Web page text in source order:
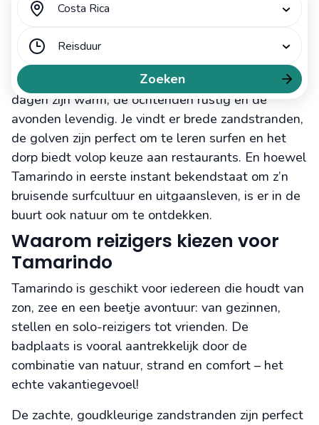
Costa Rica
Reisduur
Zoeken
Ontdek Tamarindo Costa Rica
Tamarindo is een badplaats aan de noordwestkust
van
, in de provincie Guanacaste. De
dagen zijn warm, de ochtenden rustig en de
avonden levendig. Je vindt er brede zandstranden,
de golven zijn perfect om te leren surfen en het
dorp biedt volop keuze aan restaurants. En hoewel
Tamarindo in eerste instant bekendstaat om z’n
bruisende surfcultuur en uitgaansleven, is er in de
buurt ook natuur om te ontdekken.
Waarom reizigers kiezen voor
Tamarindo
Tamarindo is geschikt voor iedereen die houdt van
zon, zee en een beetje avontuur: van gezinnen,
stellen en solo-reizigers tot vrienden. De
badplaats is vooral aantrekkelijk door de
combinatie van natuur, strand en comfort – het
echte vakantiegevoel!
De zachte, goudkleurige zandstranden zijn perfect